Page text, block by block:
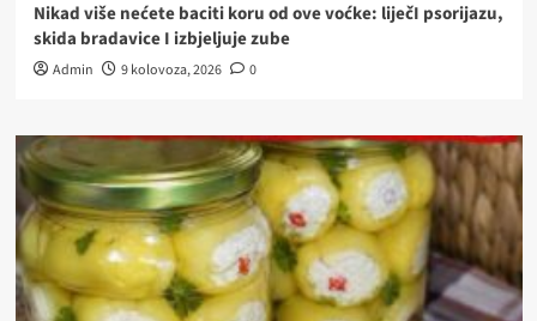
Nikad više nećete baciti koru od ove voćke: liječI psorijazu,
skida bradavice I izbjeljuje zube
Admin 9 kolovoza, 2026 0